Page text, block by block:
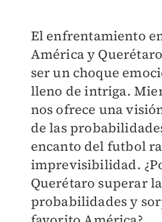
El enfrentamiento
América y
ser un choque
lleno de intriga.
nos ofrece una
de las
encanto del futbol
imprevisibilidad.
Querétaro superar
probabilidades y